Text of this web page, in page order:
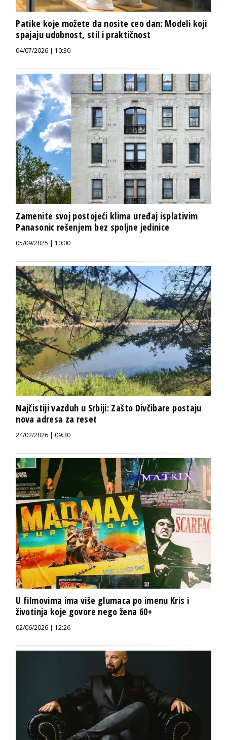
Patike koje možete da nosite ceo dan: Modeli koji
spajaju udobnost, stil i praktičnost
04/07/2026 | 10:30
Zamenite svoj postojeći klima uređaj isplativim
Panasonic rešenjem bez spoljne jedinice
05/09/2025 | 10:00
Najčistiji vazduh u Srbiji: Zašto Divčibare postaju
nova adresa za reset
24/02/2026 | 09:30
U filmovima ima više glumaca po imenu Kris i
životinja koje govore nego žena 60+
02/06/2026 | 12:26